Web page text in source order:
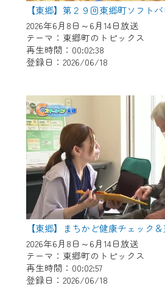
【東郷】第２９回東郷町ソフト
2026年6月8日～6月14日放送
テーマ：東郷町のトピックス
再生時間：00:02:38
登録日：2026/06/18
【東郷】まちかど健康チェック
2026年6月8日～6月14日放送
テーマ：東郷町のトピックス
再生時間：00:02:57
登録日：2026/06/18
※マイページへのログイン
要となります。
※MyIDとは、CCNet Web
各種サービスをご利用頂く
で設定できます。
（GmailやYahooなどのフ
スでも作成可能です）
※マイページへのログイン
録はこちらから
※CCNetアプリをご利用中
ご視聴いただけます。
＜メンテナンス情報＞
CCNetWebTVのリニューア
ンテナンス作業を予定して